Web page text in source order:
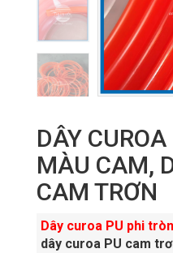
DÂY
MÀU CAM,
CAM TRƠN
Dây curoa PU phi
dây curoa PU cam